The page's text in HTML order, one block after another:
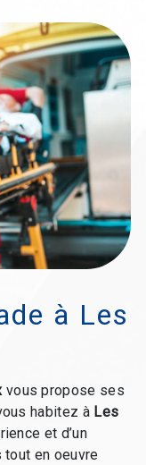
à Les
vous propose ses
habitez à Les
et d’un
en oeuvre